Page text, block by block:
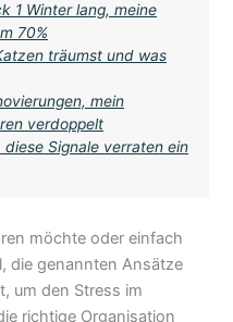
1 Winter lang, meine
70%
träumst und was
mein
verdoppelt
Signale verraten ein
möchte oder einfach
die genannten Ansätze
um den Stress im
richtige Organisation